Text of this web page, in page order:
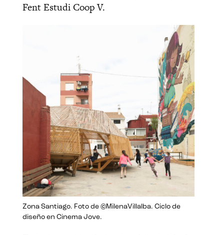
Fent Estudi Coop V.
Zona Santiago. Foto de ©MilenaVillalba. Ciclo de
diseño en Cinema Jove.